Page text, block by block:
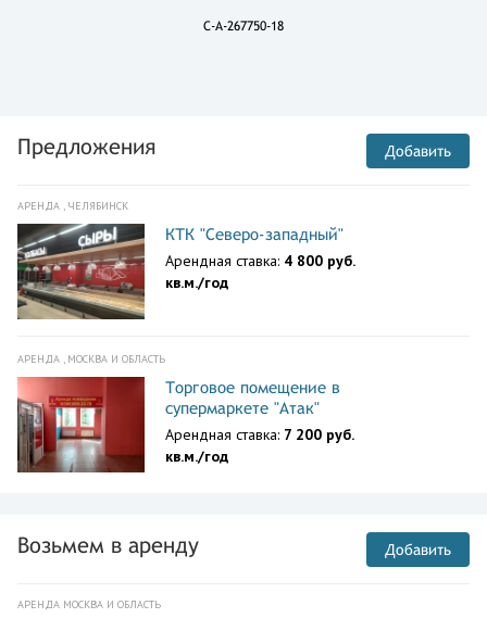
C-A-267750-18
Предложения Добавить
АРЕНДА , ЧЕЛЯБИНСК
КТК "Северо-западный"
Арендная ставка: 4 800 руб.
кв.м./год
АРЕНДА , МОСКВА И ОБЛАСТЬ
Торговое помещение в
супермаркете "Атак"
Арендная ставка: 7 200 руб.
кв.м./год
Возьмем в аренду Добавить
АРЕНДА МОСКВА И ОБЛАСТЬ